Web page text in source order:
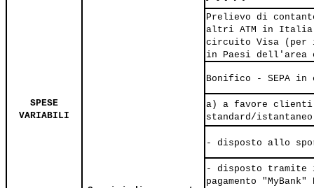
SPESE
VARIABILI
Prelievo di
altri ATM in Italia
circuito Visa (per i
in Paesi dell'area
Bonifico - SEPA in
a) a favore clienti
standard/
- disposto allo
- disposto
pagamento "MyBank"